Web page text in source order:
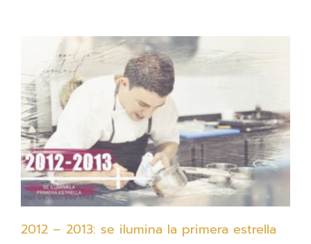
2012 – 2013: se ilumina la primera estrella